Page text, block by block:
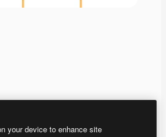
your device to enhance site